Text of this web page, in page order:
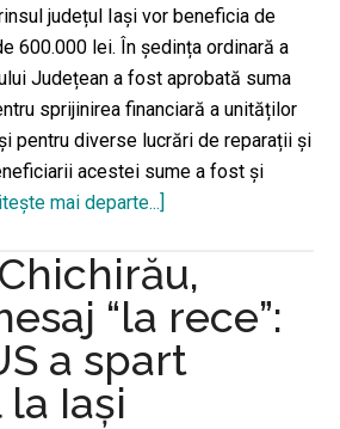
județul Iași vor beneficia de
600.000 lei. În ședința ordinară a
Județean a fost aprobată suma
sprijinirea financiară a unităților
pentru diverse lucrări de reparații și
acestei sume a fost și
mai departe...]
valoare
de
600.000
pentru
“la rece”:
a spart
Iaşi